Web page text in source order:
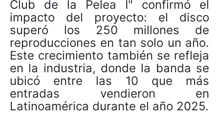
Club de la Pelea I" confirmó el
impacto del proyecto: el disco
superó los 250 millones de
reproducciones en tan solo un año.
Este crecimiento también se refleja
en la industria, donde la banda se
ubicó entre las 10 que más
entradas vendieron en
Latinoamérica durante el año 2025.